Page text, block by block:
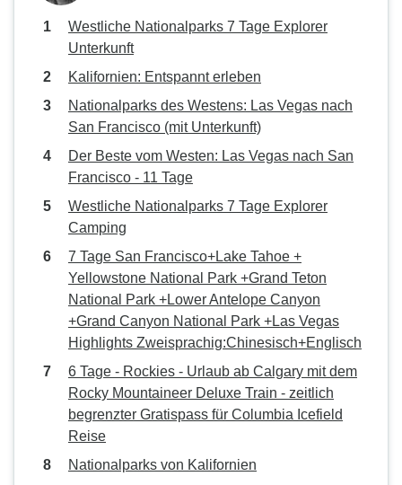
Westliche Nationalparks 7 Tage Explorer
Unterkunft
Kalifornien: Entspannt erleben
Nationalparks des Westens: Las Vegas nach
San Francisco (mit Unterkunft)
Der Beste vom Westen: Las Vegas nach San
Francisco - 11 Tage
Westliche Nationalparks 7 Tage Explorer
Camping
7 Tage San Francisco+Lake Tahoe +
Yellowstone National Park +Grand Teton
National Park +Lower Antelope Canyon
+Grand Canyon National Park +Las Vegas
Highlights Zweisprachig:Chinesisch+Englisch
6 Tage - Rockies - Urlaub ab Calgary mit dem
Rocky Mountaineer Deluxe Train - zeitlich
begrenzter Gratispass für Columbia Icefield
Reise
Nationalparks von Kalifornien